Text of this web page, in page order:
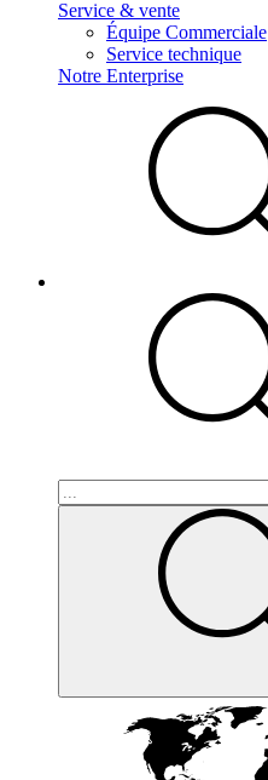
Service & vente
Équipe Commerciale
Service technique
Notre Enterprise